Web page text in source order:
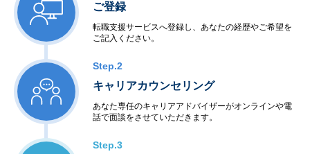
ご登録
転職支援サービスへ登録し、あなたの経歴やご希望を
ご記入ください。
Step.2
キャリアカウンセリング
あなた専任のキャリアアドバイザーがオンラインや電
話で面談をさせていただきます。
Step.3